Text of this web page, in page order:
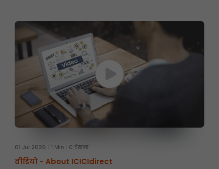
01 Jul 2026 1 Min 0 देखना
वीडियो - About ICICIdirect